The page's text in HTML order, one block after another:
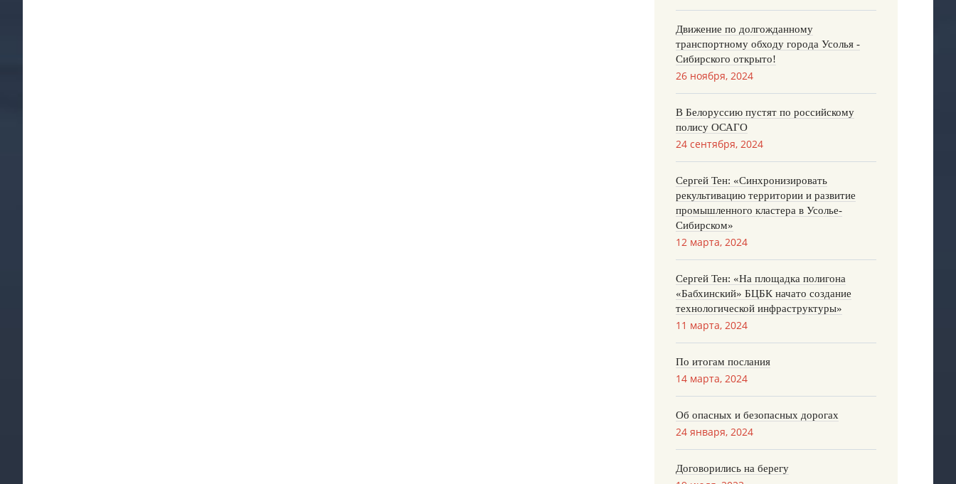
Движение по долгожданному
транспортному обходу города Усолья -
Сибирского открыто!
26 ноября, 2024
В Белоруссию пустят по российскому
полису ОСАГО
24 сентября, 2024
Сергей Тен: «Синхронизировать
рекультивацию территории и развитие
промышленного кластера в Усолье-
Сибирском»
12 марта, 2024
Сергей Тен: «На площадка полигона
«Бабхинский» БЦБК начато создание
технологической инфраструктуры»
11 марта, 2024
По итогам послания
14 марта, 2024
Об опасных и безопасных дорогах
24 января, 2024
Договорились на берегу